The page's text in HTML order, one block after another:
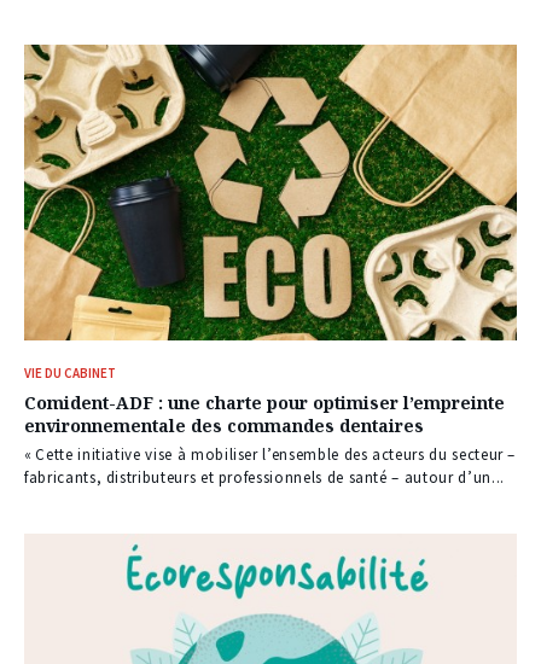
VIE DU CABINET
Comident-ADF : une charte pour optimiser l’empreinte
environnementale des commandes dentaires
« Cette initiative vise à mobiliser l’ensemble des acteurs du secteur –
fabricants, distributeurs et professionnels de santé – autour d’un...